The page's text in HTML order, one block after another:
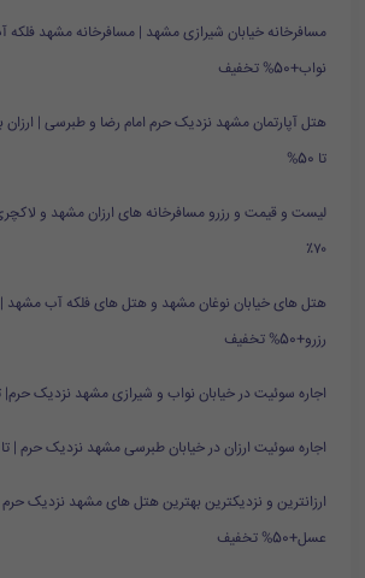
مسافرخانه خیابان شیرازی مشهد | مسافرخانه مشهد فلکه
نواب+50% تخفیف
هتل آپارتمان مشهد نزدیک حرم امام رضا و طبرسی | ارزان
تا 50%
لیست و قیمت و رزرو مسافرخانه های ارزان مشهد و
۷۰٪
هتل های خیابان نوغان مشهد و هتل های فلکه آب مشهد
رزرو+50% تخفیف
اجاره سوئیت در خیابان نواب و شیرازی مشهد نزدیک حرم| تا 70%
اجاره سوئیت ارزان در خیابان طبرسی مشهد نزدیک حرم | تا 80% تخفیف
ارزانترین و نزدیکترین بهترین هتل های مشهد نزدیک
عسل+50% تخفیف